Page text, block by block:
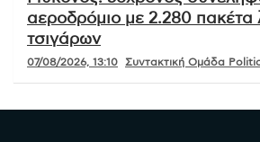
αεροδρόμιο με 2.280 πακέτα
τσιγάρων
07/08/2026, 13:10 Συντακτική Ομάδα